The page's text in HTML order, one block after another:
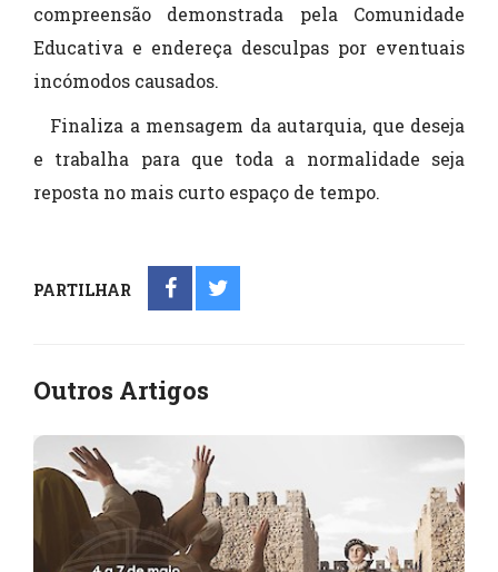
compreensão demonstrada pela Comunidade
Educativa e endereça desculpas por eventuais
incómodos causados.
Finaliza a mensagem da autarquia, que deseja
e trabalha para que toda a normalidade seja
reposta no mais curto espaço de tempo.
PARTILHAR
Outros Artigos